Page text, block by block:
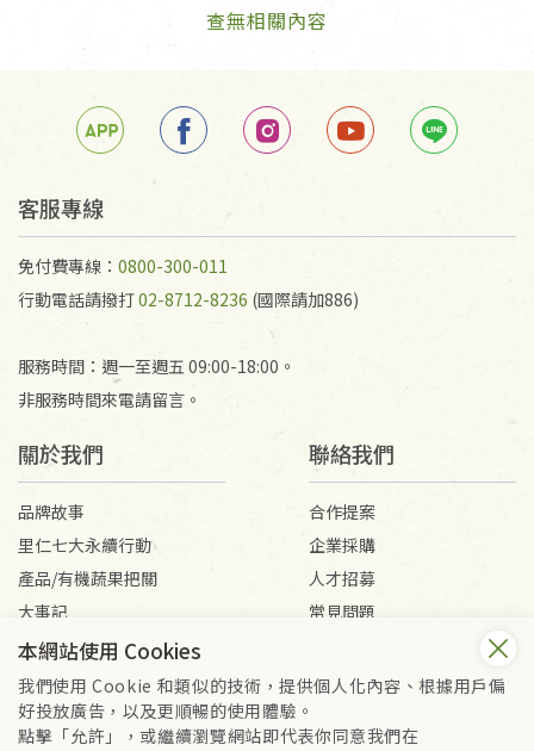
查無相關內容
客服專線
免付費專線： 0800-300-011
行動電話請撥打02-8712-8236 (國際請加886)
服務時間：週一至週五 09:00-18:00。
非服務時間來電請留言。
關於我們
品牌故事
里仁七大永續行動
產品/有機蔬果把關
大事記
媒體報導
聯絡我們
合作提案
企業採購
人才招募
常見問題
會員服務條款
隱私權政策
本網站使用 Cookies
我們使用 Cookie 和類似的技術，提供個人化內容、根據用戶偏
好投放廣告，以及更順暢的使用體驗。
點擊「允許」，或繼續瀏覽網站即代表你同意我們在